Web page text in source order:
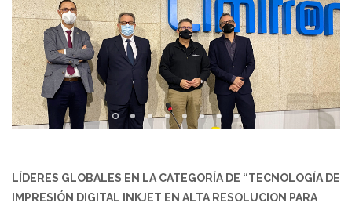
LÍDERES GLOBALES EN LA CATEGORÍA DE “TECNOLOGÍA DE
IMPRESIÓN DIGITAL INKJET EN ALTA RESOLUCION PARA